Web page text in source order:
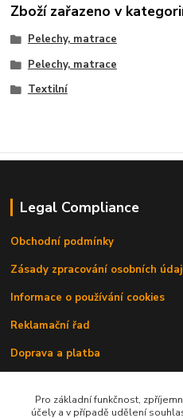
Zboží zařazeno v
Pelechy, matrace
Pelechy, matrace
Textilní
Legal Compliance
Obchodní podmínky
Zásady zpracování osobních
Informace o používání cookies
Reklamační řad
Doprava a platba
Pro základní funkčnost,
účely a v případě udělení